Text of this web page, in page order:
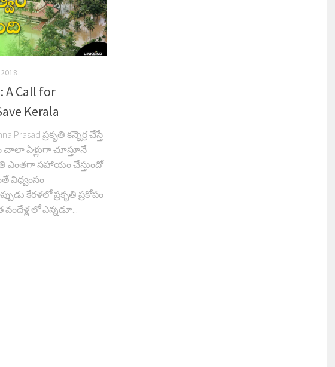
A Call for
Kerala
Prasad ప్రకృతి కన్నెర్ర చేస్తే
ఏళ్లుగా చూస్తూనే
ఎంతగా సహాయం చేస్తుందో
విధ్వంసం
కేరళలో ప్రకృతి ప్రకోపం
లో ఎన్నడూ...